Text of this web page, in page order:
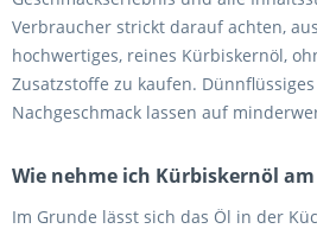
Verbraucher strickt darauf achten,
hochwertiges, reines Kürbiskernöl,
Zusatzstoffe zu kaufen.
Nachgeschmack lassen auf
Wie nehme ich Kürbiskernöl
Im Grunde lässt sich das Öl in der